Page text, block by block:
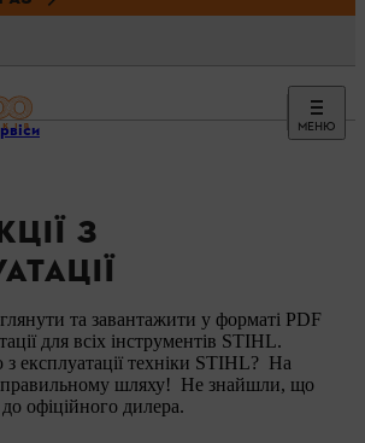
МЕНЮ
З
та завантажити у форматі PDF
для всіх інструментів STIHL.
експлуатації техніки STIHL? На
правильному шляху! Не знайшли, що
офіційного дилера.